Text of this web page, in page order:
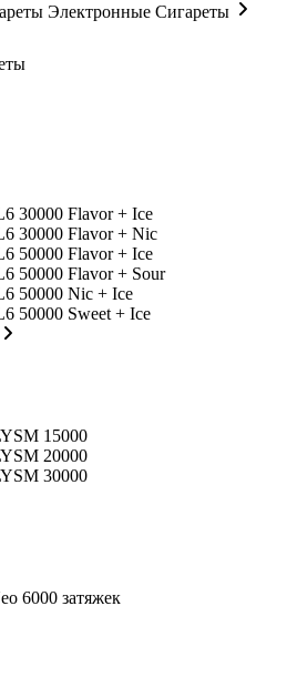
Электронные Сигареты
30000 Flavor + Ice
30000 Flavor + Nic
50000 Flavor + Ice
50000 Flavor + Sour
50000 Nic + Ice
50000 Sweet + Ice
15000
20000
30000
6000 затяжек